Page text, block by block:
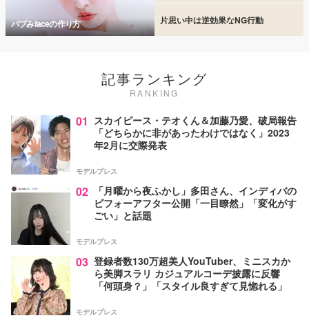
バブみfaceの作り方 片思い中は逆効果なNG行動
記事ランキング
RANKING
01
スカイピース・テオくん＆加藤乃愛、破局報告
「どちらかに非があったわけではなく」2023
年2月に交際発表
モデルプレス
02
「月曜から夜ふかし」多田さん、インディバの
ビフォーアフター公開「一目瞭然」「変化がす
ごい」と話題
モデルプレス
03 登録者数130万超美人YouTuber、ミニスカか
ら美脚スラリ カジュアルコーデ披露に反響
「何頭身？」「スタイル良すぎて見惚れる」
モデルプレス